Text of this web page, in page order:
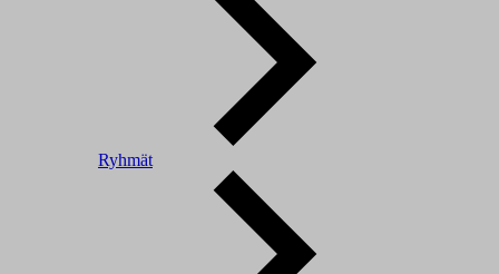
Ryhmät